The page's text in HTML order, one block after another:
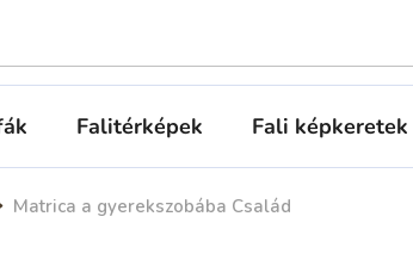
Falitérképek Fali képkeretek
Matrica a gyerekszobába Család